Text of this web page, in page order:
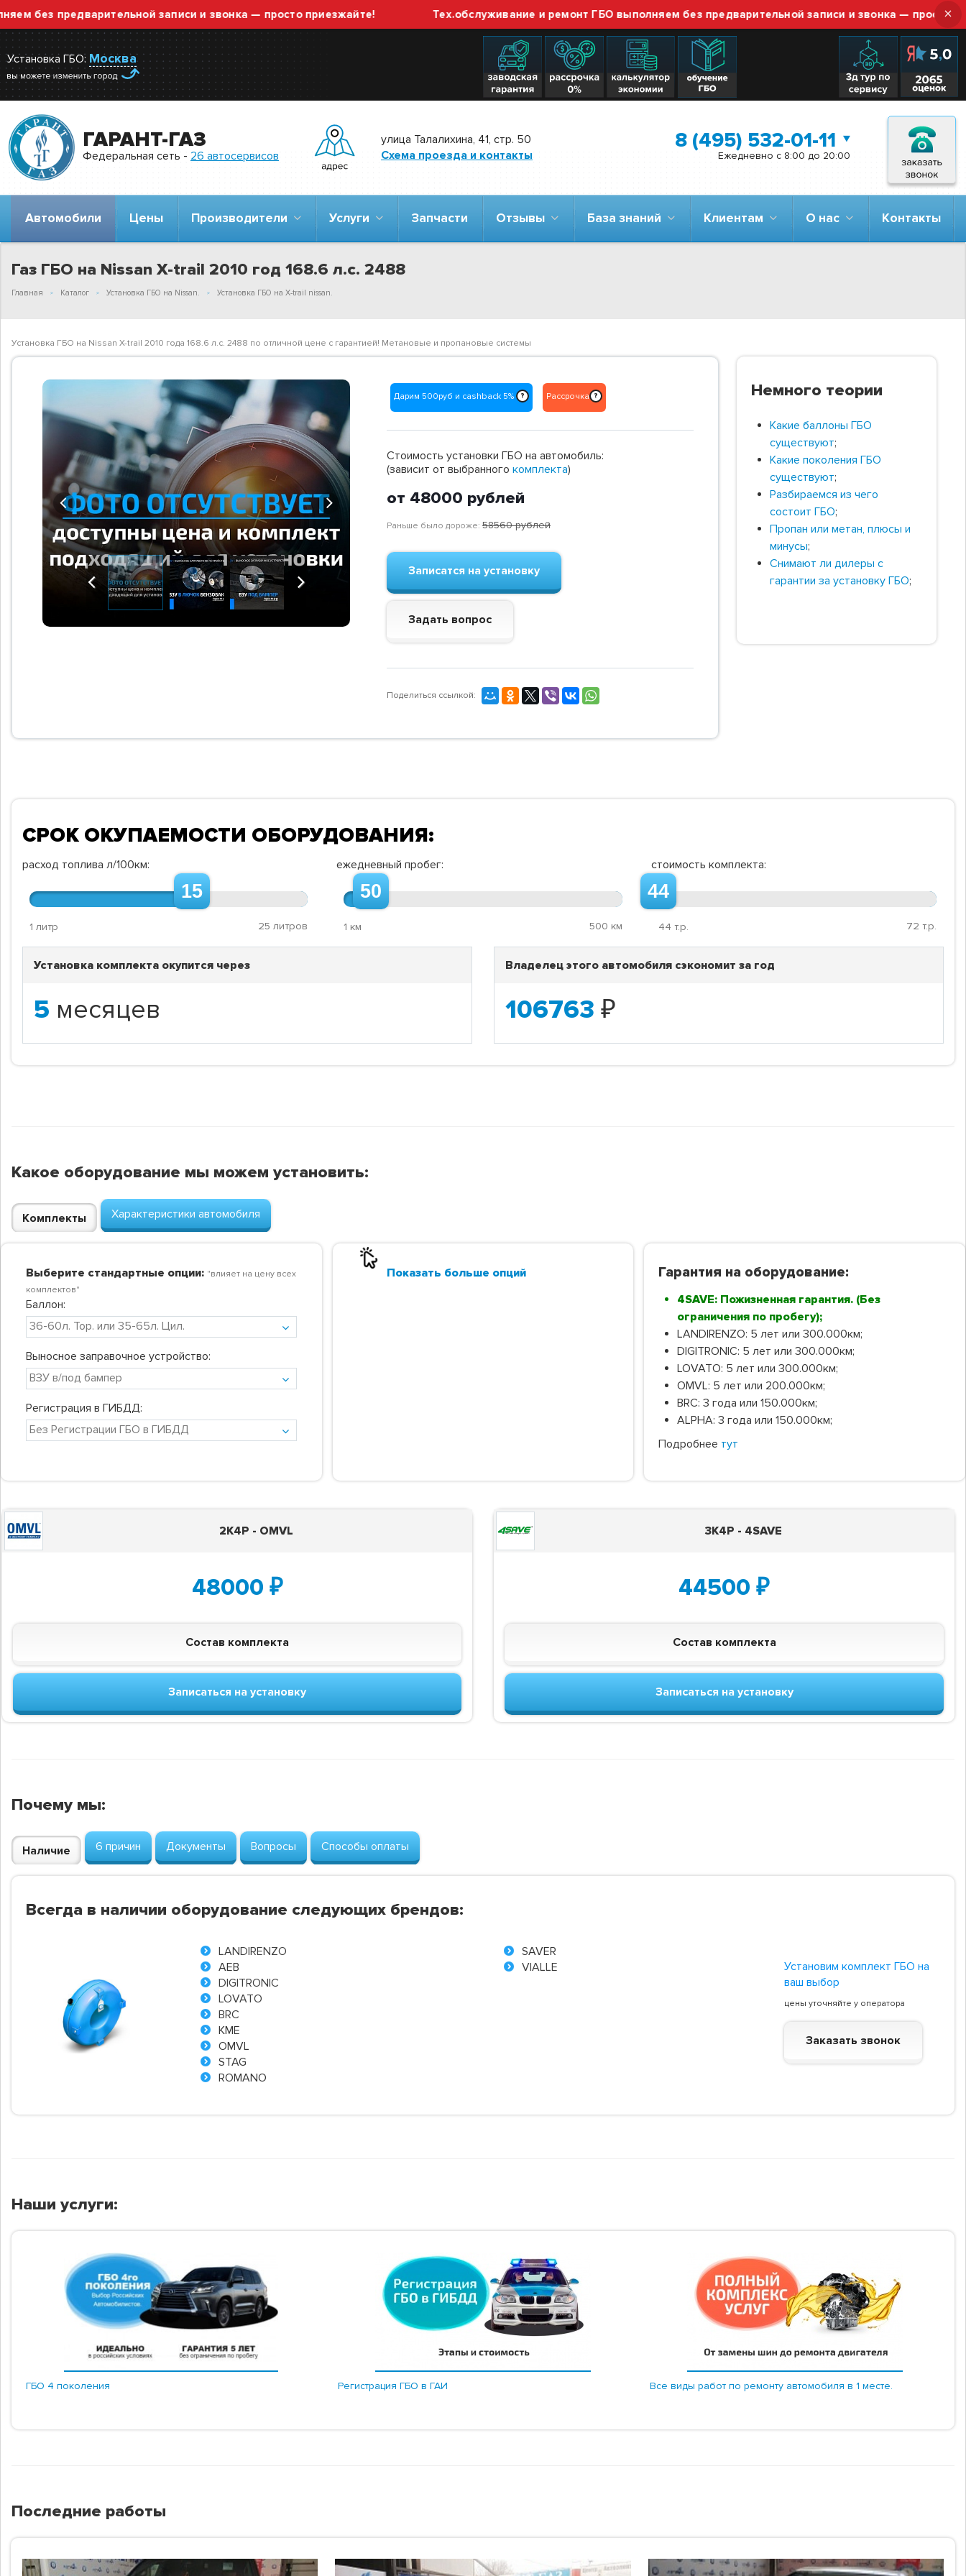
предварительной записи и звонка — просто приезжайте! Тех.обслуживание и ремонт ГБО выполняем без предварительной записи и звонка — просто ×
Установка ГБО: Москва
ГАРАНТ-ГАЗ
Федеральная сеть - 26 автосервисов
улица Талалихина, 41, стр. 50
Схема проезда и контакты
8 (495) 532-01-11
Ежедневно с 8:00 до 20:00
Автомобили Цены Производители Услуги Запчасти Отзывы База знаний Клиентам О нас Контакты
Газ ГБО на Nissan X-trail 2010 год 168.6 л.с. 2488
Главная Каталог Установка ГБО на Nissan. Установка ГБО на X-trail nissan.
Установка ГБО на Nissan X-trail 2010 года 168.6 л.с. 2488 по отличной цене с гарантией! Метановые и пропановые системы
Previous Next
Previous Next
Дарим 500руб и cashback 5% ? Рассрочка ?
Стоимость установки ГБО на автомобиль:
(зависит от выбранного комплекта)
от 48000 рублей
Раньше было дороже: 58560рублей
Записатся на установку
Задать вопрос
Поделиться ссылкой:
Немного теории
Какие баллоны ГБО
существуют;
Какие поколения ГБО
существуют;
Разбираемся из чего
состоит ГБО;
Пропан или метан, плюсы и
минусы;
Снимают ли дилеры с
гарантии за установку ГБО;
СРОК ОКУПАЕМОСТИ ОБОРУДОВАНИЯ:
расход топлива л/100км:
15
1 литр 25 литров
ежедневный пробег:
50
1 км 500 км
стоимость комплекта:
44
44 т.р. 72 т.р.
Установка комплекта окупится через
5 месяцев
Владелец этого автомобиля сэкономит за год
106763 ₽
Какое оборудование мы можем установить:
Комплекты Характеристики автомобиля
Выберите стандартные опции: "влияет на цену всех
комплектов"
Баллон:
Выносное заправочное устройство:
Регистрация в ГИБДД:
Показать больше опций Гарантия на оборудование:
4SAVE: Пожизненная гарантия. (Без
ограничения по пробегу);
LANDIRENZO: 5 лет или 300.000км;
DIGITRONIC: 5 лет или 300.000км;
LOVATO: 5 лет или 300.000км;
OMVL: 5 лет или 200.000км;
BRC: 3 года или 150.000км;
ALPHA: 3 года или 150.000км;
Подробнее тут
2K4P - OMVL
48000 ₽
Состав комплекта
Записаться на установку
3K4P - 4SAVE
44500 ₽
Состав комплекта
Записаться на установку
Почему мы:
Наличие 6 причин Документы Вопросы Способы оплаты
Всегда в наличии оборудование следующих брендов:
LANDIRENZO
AEB
DIGITRONIC
LOVATO
BRC
KME
OMVL
STAG
ROMANO
SAVER
VIALLE
Установим комплект ГБО на
ваш выбор
цены уточняйте у оператора
Заказать звонок
Наши услуги:
ГБО 4 поколения Регистрация ГБО в ГАИ Все виды работ по ремонту автомобиля в 1 месте.
Последние работы